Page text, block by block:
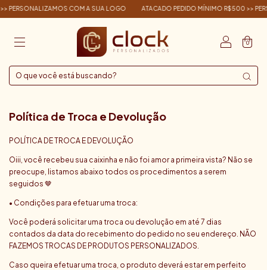
PERSONALIZAMOS COM A SUA LOGO ATACADO PEDIDO MÍNIMO R$500 >>
0
Política de Troca e Devolução
POLÍTICA DE TROCA E DEVOLUÇÃO
Oiii, você recebeu sua caixinha e não foi amor a primeira vista? Não se
preocupe, listamos abaixo todos os procedimentos a serem
seguidos 🤎
• Condições para efetuar uma troca:
Você poderá solicitar uma troca ou devolução em até 7 dias
contados da data do recebimento do pedido no seu endereço. NÃO
FAZEMOS TROCAS DE PRODUTOS PERSONALIZADOS.
Caso queira efetuar uma troca, o produto deverá estar em perfeito